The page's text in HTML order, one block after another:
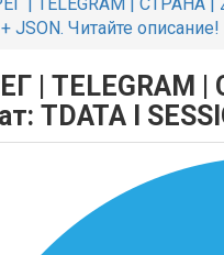
JSON. Читайте описание!
| TELEGRAM
TDATA I